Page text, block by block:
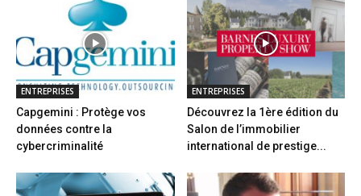
ENTREPRISES
Capgemini : Protège vos
données contre la
cybercriminalité
ENTREPRISES
Découvrez la 1ère édition du
Salon de l’immobilier
international de prestige...